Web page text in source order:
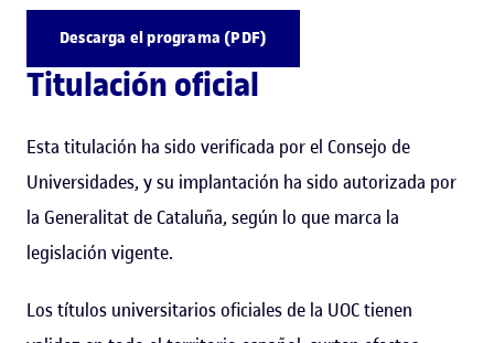
Descarga el programa (PDF)
Titulación oficial
Esta titulación ha sido verificada por el Consejo de
Universidades, y su implantación ha sido autorizada por
la Generalitat de Cataluña, según lo que marca la
legislación vigente.
Los títulos universitarios oficiales de la UOC tienen